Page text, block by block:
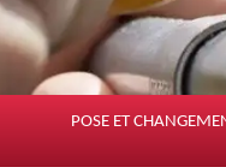
POSE ET